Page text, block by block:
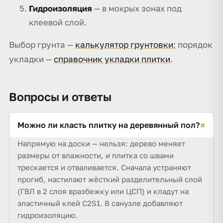
Гидроизоляция — в мокрых зонах под
клеевой слой.
Выбор грунта — калькулятор грунтовки; порядок
укладки —справочник укладки плитки.
Вопросы и ответы
Можно ли класть плитку на деревянный пол?+
Напрямую на доски — нельзя: дерево меняет
размеры от влажности, и плитка со швами
трескается и отваливается. Сначала устраняют
прогиб, настилают жёсткий разделительный слой
(ГВЛ в 2 слоя вразбежку или ЦСП) и кладут на
эластичный клей C2S1. В санузле добавляют
гидроизоляцию.